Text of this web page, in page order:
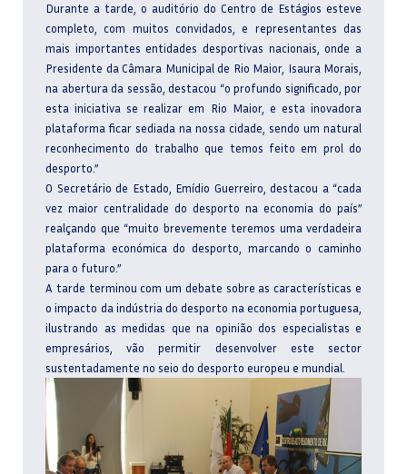
Durante a tarde, o auditório do Centro de Estágios esteve
completo, com muitos convidados, e representantes das
mais importantes entidades desportivas nacionais, onde a
Presidente da Câmara Municipal de Rio Maior, Isaura Morais,
na abertura da sessão, destacou “o profundo significado, por
esta iniciativa se realizar em Rio Maior, e esta inovadora
plataforma ficar sediada na nossa cidade, sendo um natural
reconhecimento do trabalho que temos feito em prol do
desporto.”
O Secretário de Estado, Emídio Guerreiro, destacou a “cada
vez maior centralidade do desporto na economia do país”
realçando que “muito brevemente teremos uma verdadeira
plataforma económica do desporto, marcando o caminho
para o futuro.”
A tarde terminou com um debate sobre as características e
o impacto da indústria do desporto na economia portuguesa,
ilustrando as medidas que na opinião dos especialistas e
empresários, vão permitir desenvolver este sector
sustentadamente no seio do desporto europeu e mundial.